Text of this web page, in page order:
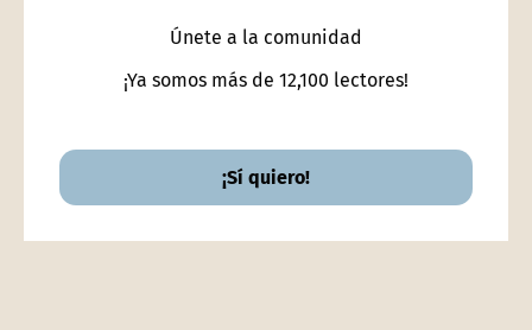
Únete a la comunidad
¡Ya somos más de 12,100 lectores!
¡Sí quiero!